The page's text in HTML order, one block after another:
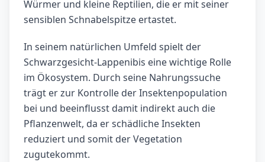
Würmer und kleine Reptilien, die er mit seiner
sensiblen Schnabelspitze ertastet.
In seinem natürlichen Umfeld spielt der
Schwarzgesicht-Lappenibis eine wichtige Rolle
im Ökosystem. Durch seine Nahrungssuche
trägt er zur Kontrolle der Insektenpopulation
bei und beeinflusst damit indirekt auch die
Pflanzenwelt, da er schädliche Insekten
reduziert und somit der Vegetation
zugutekommt.